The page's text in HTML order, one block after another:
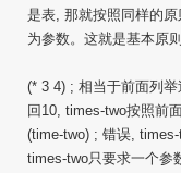
是表, 那就按照同样的
为参数。这就是基本原
(* 3 4) ; 相当于前面列
回10, times-two按照前
(time-two) ; 错误,
times-two只要求一个参